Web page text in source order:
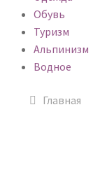
Обувь
Туризм
Альпинизм
Водное
Главная